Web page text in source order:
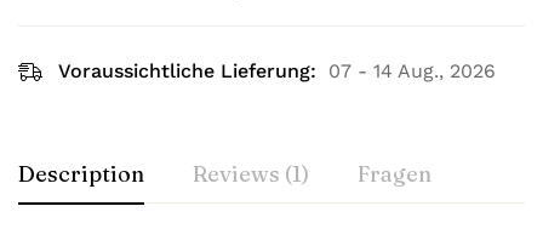
Voraussichtliche Lieferung: 07 - 14 Aug., 2026
Description Reviews (1) Fragen